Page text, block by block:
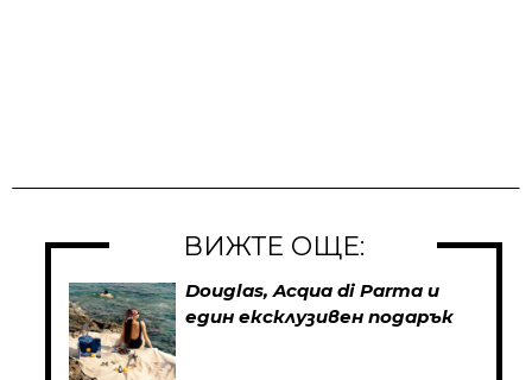
ВИЖТЕ ОЩЕ:
Douglas, Acqua di Parma и
един ексклузивен подарък